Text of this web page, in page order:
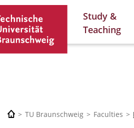
Study &
Teaching
TU Braunschweig Faculties